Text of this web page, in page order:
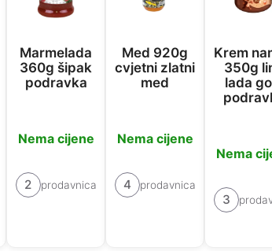
Marmelada
360g šipak
podravka
Nema cijene
2 prodavnica
Med 920g
cvjetni zlatni
med
Nema cijene
4 prodavnica
Krem
350g
lada
Nema
3